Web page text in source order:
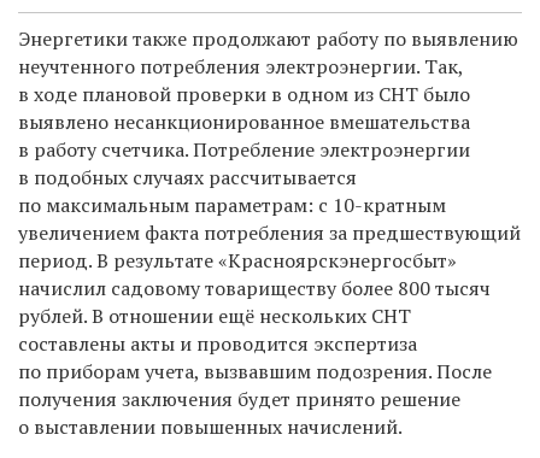
Энергетики также продолжают работу по выявлению
неучтенного потребления электроэнергии. Так,
в ходе плановой проверки в одном из СНТ было
выявлено несанкционированное вмешательства
в работу счетчика. Потребление электроэнергии
в подобных случаях рассчитывается
по максимальным параметрам: с 10-кратным
увеличением факта потребления за предшествующий
период. В результате «Красноярскэнергосбыт»
начислил садовому товариществу более 800 тысяч
рублей. В отношении ещё нескольких СНТ
составлены акты и проводится экспертиза
по приборам учета, вызвавшим подозрения. После
получения заключения будет принято решение
о выставлении повышенных начислений.